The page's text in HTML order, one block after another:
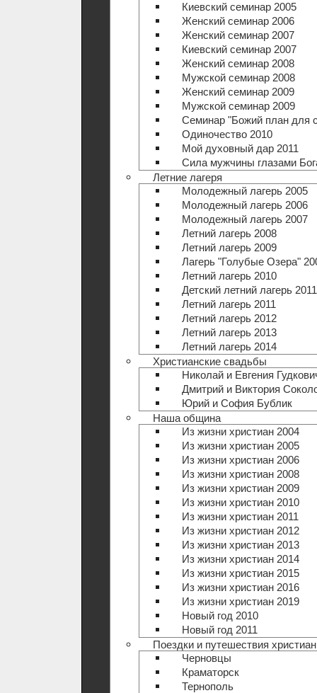
Киевский семинар 2005
Женский семинар 2006
Женский семинар 2007
Киевский семинар 2007
Женский семинар 2008
Мужской семинар 2008
Женский семинар 2009
Мужской семинар 2009
Семинар "Божий план для
Одиночество 2010
Мой духовный дар 2011
Сила мужчины глазами
Летние лагеря
Молодежный лагерь 2005
Молодежный лагерь 2006
Молодежный лагерь 2007
Летний лагерь 2008
Летний лагерь 2009
Лагерь "Голубые Озера"
Летний лагерь 2010
Детский летний лагерь 2011
Летний лагерь 2011
Летний лагерь 2012
Летний лагерь 2013
Летний лагерь 2014
Христианские свадьбы
Николай и Евгения
Дмитрий и Виктория
Юрий и София Бублик
Наша община
Из жизни христиан 2004
Из жизни христиан 2005
Из жизни христиан 2006
Из жизни христиан 2008
Из жизни христиан 2009
Из жизни христиан 2010
Из жизни христиан 2011
Из жизни христиан 2012
Из жизни христиан 2013
Из жизни христиан 2014
Из жизни христиан 2015
Из жизни христиан 2016
Из жизни христиан 2019
Новый год 2010
Новый год 2011
Поездки и путешествия христиан
Черновцы
Краматорск
Тернополь